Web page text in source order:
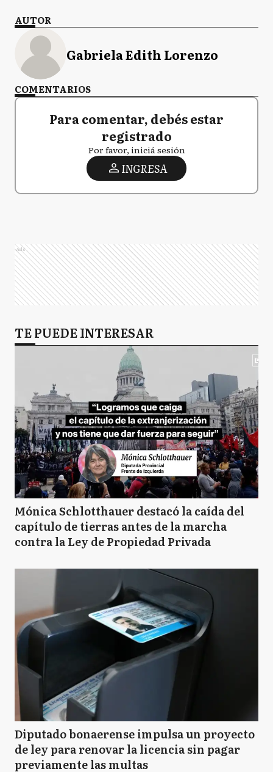
AUTOR
Gabriela Edith Lorenzo
COMENTARIOS
Para comentar, debés estar
registrado
Por favor, iniciá sesión
INGRESA
Ads
TE PUEDE INTERESAR
Mónica Schlotthauer destacó la caída del
capítulo de tierras antes de la marcha
contra la Ley de Propiedad Privada
Diputado bonaerense impulsa un proyecto
de ley para renovar la licencia sin pagar
previamente las multas